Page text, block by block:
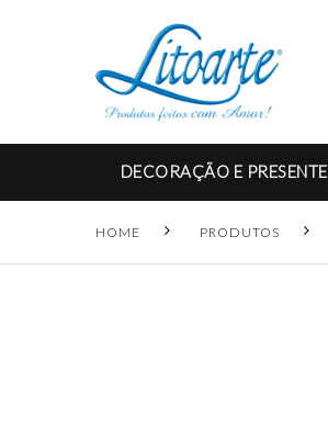
DECORAÇÃO E PRESENTE
HOME PRODUTOS